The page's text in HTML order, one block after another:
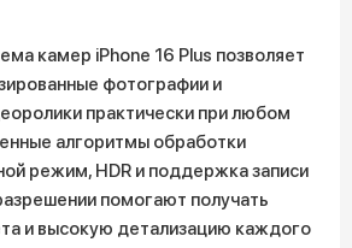
камер iPhone 16 Plus позволяет
фотографии и
практически при любом
алгоритмы обработки
режим, HDR и поддержка записи
помогают получать
и высокую детализацию каждого